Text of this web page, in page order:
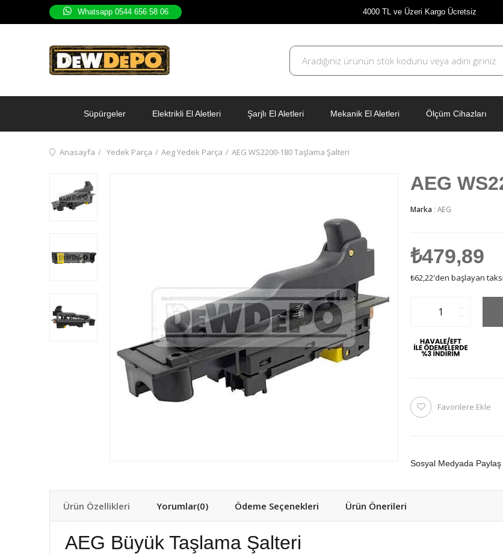
Whatsapp 0544 656 58 06 4000 TL ve Üzeri Kargo Ücretsiz
Süpürgeler Elektrikli El Aletleri Şarjlı El Aletleri Mekanik El Aletleri Ölçüm Cihazları
Anasayfa Yedek Parça Aeg Yedek Parça AEG WS2200-180 Taşlama Şalteri
AEG
Marka : AEG
₺479,89
₺62,22'den başlayan
Favorilere Ekle
Sosyal Medyada Paylaş
Ürün Özellikleri Yorumlar(0) Ödeme Seçenekleri Ürün Önerileri
AEG Büyük Taşlama Şalteri